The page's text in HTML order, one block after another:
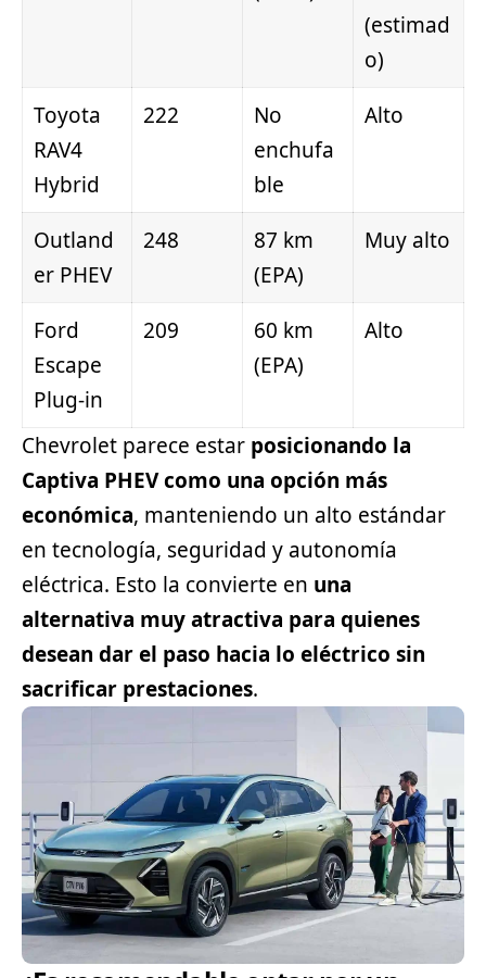
(estimad
o)
Toyota
RAV4
Hybrid
222
No
enchufa
ble
Alto
Outland
er PHEV
248
87 km
(EPA)
Muy alto
Ford
Escape
Plug-in
209
60 km
(EPA)
Alto
Chevrolet parece estar posicionando la
Captiva PHEV como una opción más
económica, manteniendo un alto estándar
en tecnología, seguridad y autonomía
eléctrica. Esto la convierte en una
alternativa muy atractiva para quienes
desean dar el paso hacia lo eléctrico sin
sacrificar prestaciones.